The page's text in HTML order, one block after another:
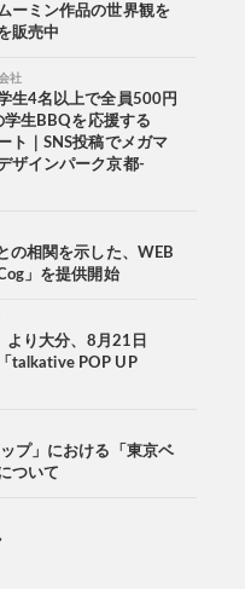
ーミン作品の世界観を
販売中
社
生4名以上で全員500円
生BBQを応援する
ト｜SNS投稿でメガマ
ザインパーク京都-
の相関を示した、WEB
」を提供開始
り大分、8月21日
talkative POP UP
プ」における「東京ベ
ついて